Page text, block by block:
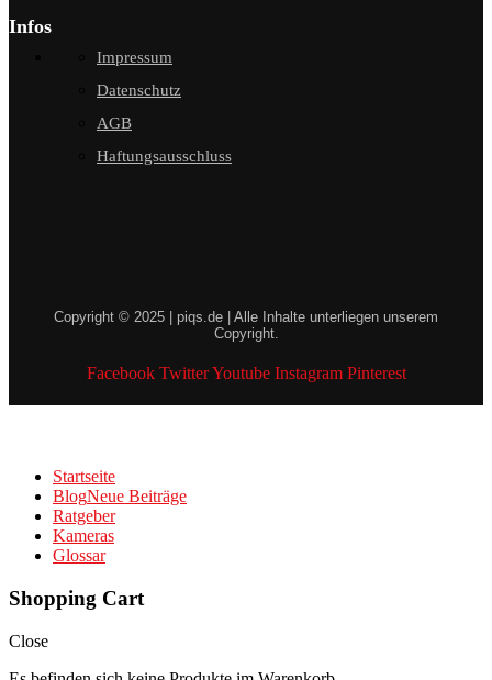
Infos
Impressum
Datenschutz
AGB
Haftungsausschluss
Copyright © 2025 | piqs.de | Alle Inhalte unterliegen unserem
Copyright.
Facebook Twitter Youtube Instagram Pinterest
Startseite
BlogNeue Beiträge
Ratgeber
Kameras
Glossar
Shopping Cart
Close